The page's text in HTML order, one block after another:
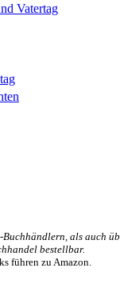
Vatertag
als auch
bestellbar.
führen zu Amazon.